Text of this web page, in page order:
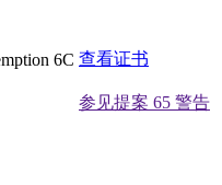
6C 查看证书
参见提案 65 警告